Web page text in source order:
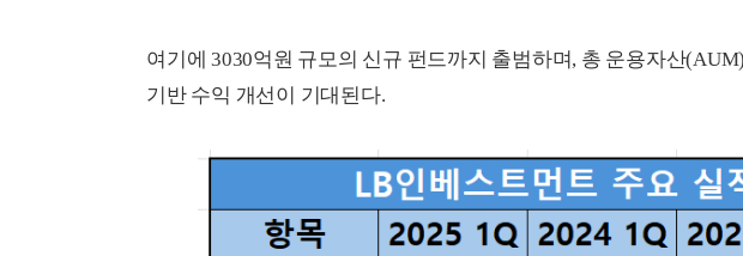
여기에 3030억원 규모의 신규 펀드까지 출범하며, 총 운용자산
기반 수익 개선이 기대된다.